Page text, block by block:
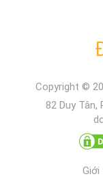
Copyright ©
82 Duy Tân,
Giới